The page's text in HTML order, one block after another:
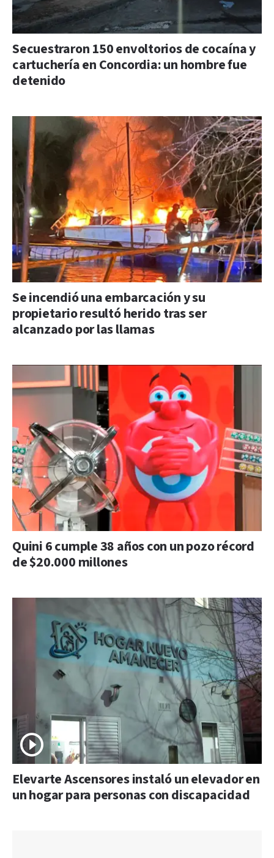
Secuestraron 150 envoltorios de cocaína y
cartuchería en Concordia: un hombre fue
detenido
Se incendió una embarcación y su
propietario resultó herido tras ser
alcanzado por las llamas
Quini 6 cumple 38 años con un pozo récord
de $20.000 millones
Elevarte Ascensores instaló un elevador en
un hogar para personas con discapacidad